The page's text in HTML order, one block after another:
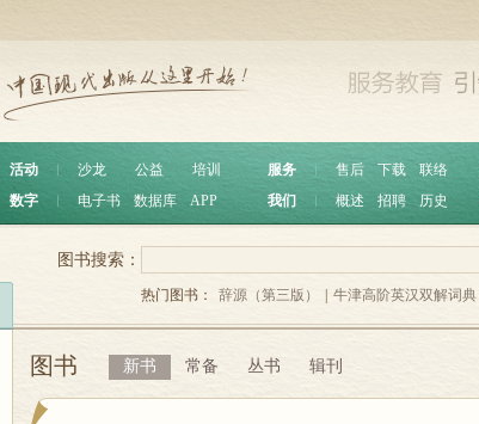
活动 沙龙 公益
培训
数字
电子书 数据库 APP
服务 ︱ 售后 下载
联络
我们
概述 招聘 历史
图书搜索：
热门图书： 辞源（第三版） 牛津高阶英汉双解词典
图书 新书 常备 丛书 辑刊